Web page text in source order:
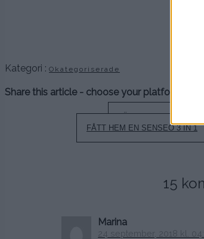
Kategori : Okategoriserade
Share this article - choose your platform:
InläggsnavigeringLÖRDAGENS
FÅTT HEM EN SENSEO 3 IN 1
15
Marina
24 september, 2018 kl.